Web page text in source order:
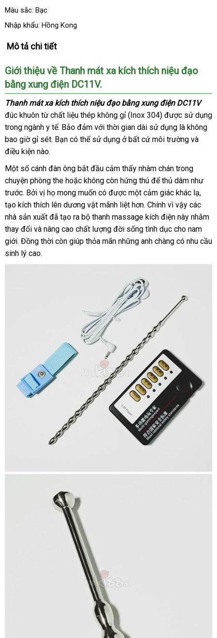
Màu sắc: Bạc
Nhập khẩu: Hồng Kong
Mô tả chi tiết
Giới thiệu về Thanh mát xa kích thích niệu đạo
bằng xung điện DC11V.
Thanh mát xa kích thích niệu đạo bằng xung điện DC11V
đúc khuôn từ chất liệu thép không gỉ (Inox 304) miễn
phí
được sử dụng
trong ngành y tếLazada
. Bảo đảm nhập
khẩu
với thời gian dài sử dụng là không
bao giờ gỉ séttham
. Bạn voucher
có thể sử dụng ởgiảm
bất cứ môi trường mua
và
điều kiện nào.
Một số cánh đàn ông bắt đầu cảm thấy nhàm chán trong
chuyện phòng the thanh
lý
hoặc không còn hứng thú địa
chỉ
để thủ dâm như
trướcsửa
chữa
. Bởi vị họ mini
mong muốn có có
nên
chọn
được một cảm giác khác lạphân
phối
,
tạo kích thích lên dương vật mãnh liệt hơnhàng
Hiệu
. Chính vì vậy giá
bán
các
nhà sản xuất tổng
hợp
đã tạo ra bộ thanh massage kích điện này nhằm
thay đổi hướng
dẫn
và nâng cao chất lượng đời sống tình dục cho nam
giớiNhật
Bản
. Đồng thời còn giúp thỏa mãn Trung
những anh chàng có nhu cầu
sinh lý cao.